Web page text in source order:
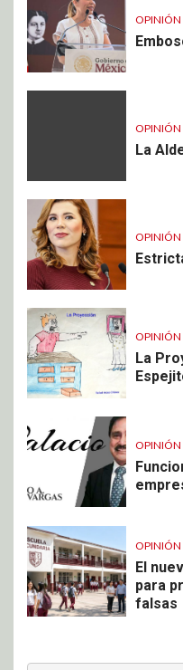
OPINIÓN
OPINIÓN
La
OPINIÓN
OPINIÓN
La
OPINIÓN
OPINIÓN
El
para
falsas